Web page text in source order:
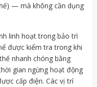
— mà không cần dụng
linh hoạt trong bảo trì
được kiểm tra trong khi
nhanh chóng bằng
gian ngừng hoạt động
cấp điện. Các vị trí